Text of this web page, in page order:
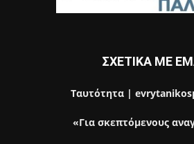
ΣΧΕΤΙΚΑ ΜΕ
Ταυτότητα |
«Για σκεπτόμενους